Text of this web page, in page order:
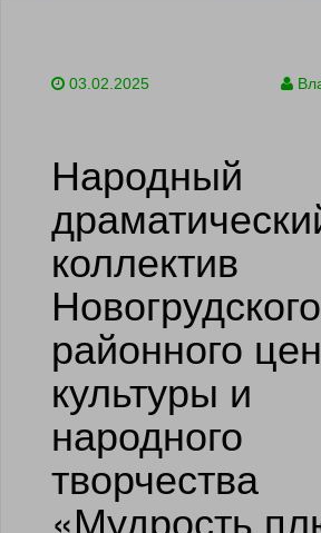
03.02.2025
Народный
коллектив
Новогрудского
районного
культуры и
народного
творчества
«Мудрость